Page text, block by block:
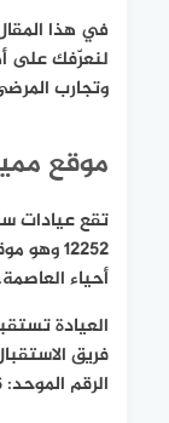
في هذا
لنعرّفك على
وتجارب
موقع
تقع عيادات
12252
أحياء العاصمة.
العيادة
فريق
الرقم الموحد: 920005796.